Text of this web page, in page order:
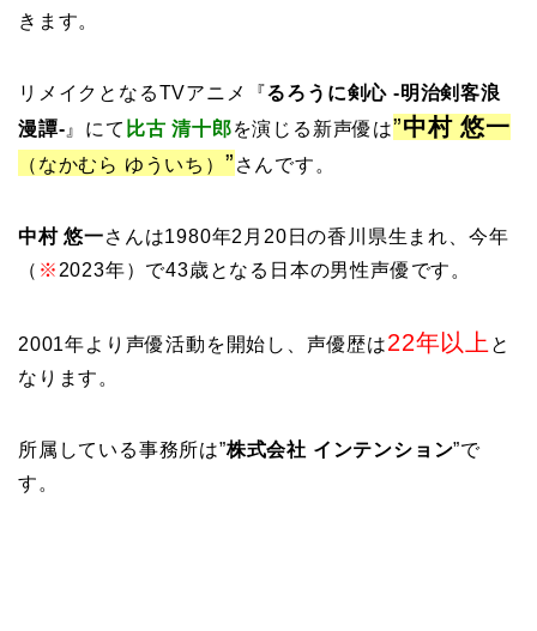
きます。
リメイクとなるTVアニメ『るろうに剣心 -明治剣客浪
漫譚- 』にて 比古 清十郎を演じる新声優は”中村 悠一
（なかむら ゆういち） ” さんです。
中村 悠一さんは1980年2月20日の香川県生まれ、今年
（ ※ 2023年）で43歳となる日本の男性声優です。
2001年より声優活動を開始し、声優歴は22年以上 と
なります。
所属している事務所は”株式会社 インテンション”で
す。